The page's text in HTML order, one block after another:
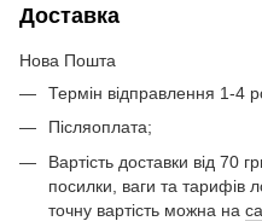
Доставка
Нова Пошта
Термін відправлення 1-4
Післяоплата;
Вартість доставки від 70
посилки, ваги та тарифів
точну вартість можна на